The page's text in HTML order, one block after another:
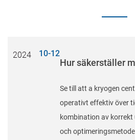
2024 10-12
Hur säkerställer
Se till att a kryogen
operativt effektiv över
kombination av
och